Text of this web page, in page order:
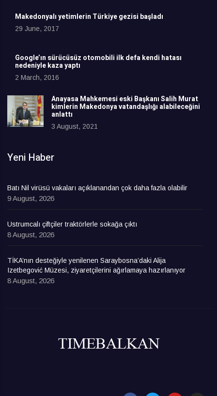
Makedonyalı yetimlerin Türkiye gezisi başladı
29 June, 2017
Google’ın sürücüsüz otomobili ilk defa kendi hatası
nedeniyle kaza yaptı
2 March, 2016
Anayasa Mahkemesi eski Başkanı Salih Murat
kimlerin Makedonya vatandaşlığı alabileceğini
anlattı
3 August, 2021
Yeni Haber
Batı Nil virüsü vakaları açıklanandan çok daha fazla olabilir
9 August, 2026
Ustrumcalı çiftçiler traktörlerle sokağa çıktı
8 August, 2026
TİKA’nın desteğiyle yenilenen Saraybosna’daki Alija
Izetbegović Müzesi, ziyaretçilerini ağırlamaya hazırlanıyor
8 August, 2026